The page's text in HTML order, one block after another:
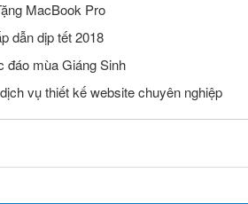
MacBook Pro
dẫn dịp tết 2018
đáo mùa Giáng Sinh
vụ thiết kế website chuyên nghiệp